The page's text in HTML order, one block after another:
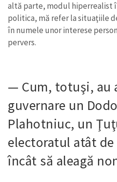
altă parte, modul hiperrealist
politica, mă refer la situaţiile
în numele unor interese
pervers.
— Cum, totuşi, au
guvernare un
Plahotniuc, un
electoratul atât
încât să aleagă